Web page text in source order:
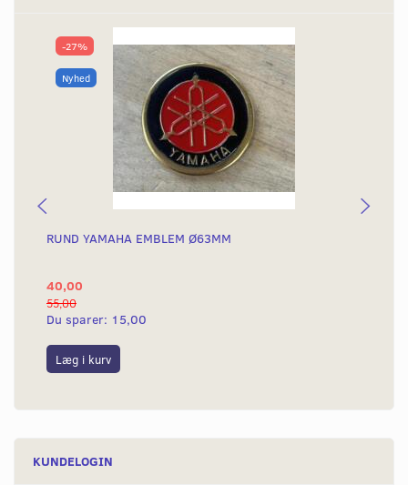
-27%
Nyhed
RUND YAMAHA EMBLEM Ø63MM
40,00
55,00
Du sparer: 15,00
Læg i kurv
KUNDELOGIN